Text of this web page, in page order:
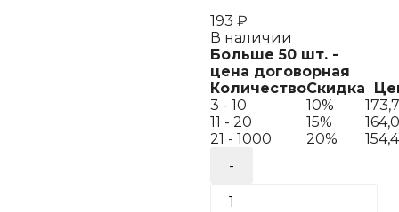
193 ₽
В наличии
Больше 50 шт. -
цена договорная
КоличествоСкидка
3 - 10
10%
11 - 20
15%
21 - 1000
20%